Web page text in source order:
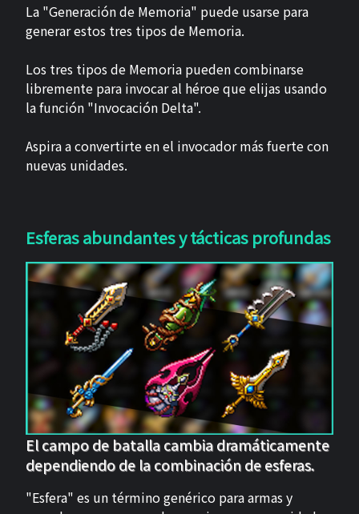
La "Generación de Memoria" puede usarse para
generar estos tres tipos de Memoria.
Los tres tipos de Memoria pueden combinarse
libremente para invocar al héroe que elijas usando
la función "Invocación Delta".
Aspira a convertirte en el invocador más fuerte con
nuevas unidades.
Esferas abundantes y tácticas profundas
El campo de batalla cambia dramáticamente
dependiendo de la combinación de esferas.
"Esfera" es un término genérico para armas y